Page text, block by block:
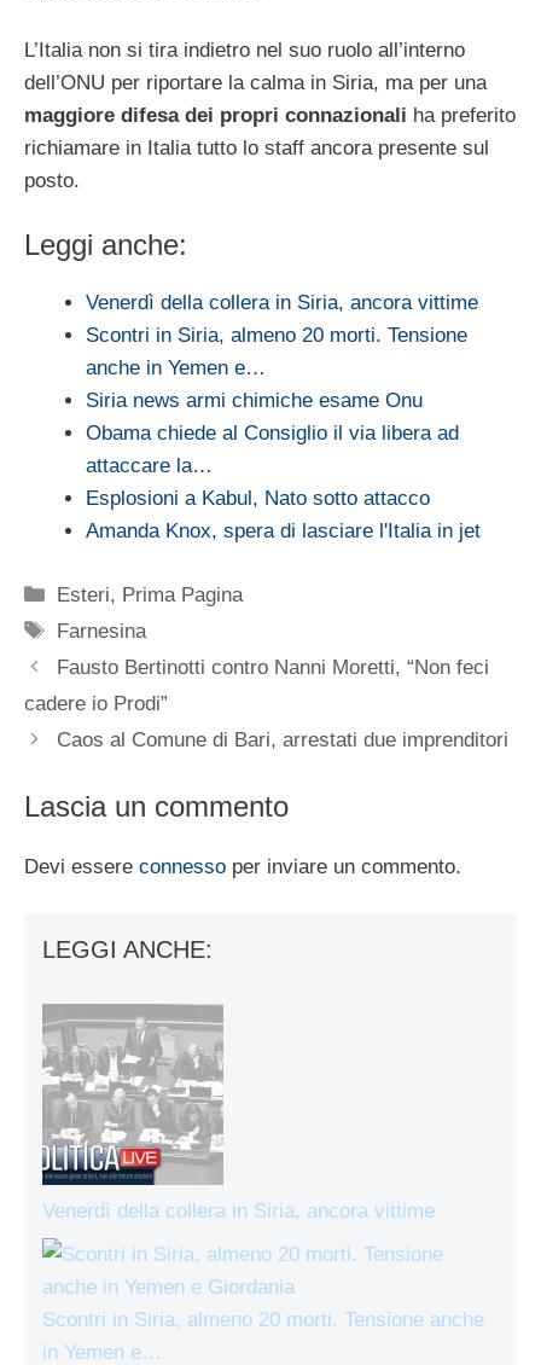
L’Italia non si tira indietro nel suo ruolo all’interno
dell’ONU per riportare la calma in Siria, ma per una
maggiore difesa dei propri connazionali ha preferito
richiamare in Italia tutto lo staff ancora presente sul
posto.
Leggi anche:
Venerdì della collera in Siria, ancora vittime
Scontri in Siria, almeno 20 morti. Tensione
anche in Yemen e…
Siria news armi chimiche esame Onu
Obama chiede al Consiglio il via libera ad
attaccare la…
Esplosioni a Kabul, Nato sotto attacco
Amanda Knox, spera di lasciare l'Italia in jet
Categorie
Esteri, Prima Pagina
Tag
Farnesina
Fausto Bertinotti contro Nanni Moretti, “Non feci
cadere io Prodi”
Caos al Comune di Bari, arrestati due imprenditori
Lascia un commento
Devi essere connesso per inviare un commento.
LEGGI ANCHE:
Venerdì della collera in Siria, ancora vittime
Scontri in Siria, almeno 20 morti. Tensione anche
in Yemen e…